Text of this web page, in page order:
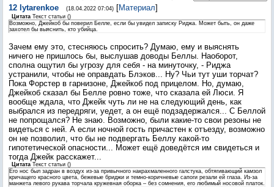
12 lytarenkoe (18.04.2022 07:04) [Материал]
Цитата Текст статьи ()
Возможно, Джейкоб бы поверил Белле, если бы увидел записку Риджа. Может быть, он даже
захотел бы выяснить, кто убийца.
Зачем ему это, стесняюсь спросить? Думаю, ему и выяснять
ничего не пришлось бы, выслушав доводы Беллы. Наоборот,
сполна ощутил бы угрозу для себя - на минуточку, - Риджа
устранили, чтобы не оправдать Блэков... Ну? Чьи тут уши торчат?
Пока Форстер в гарнизоне, Джейкоб под прицелом. Но, думаю,
Джейкоб сказал бы Белле ровно тоже, что сказала ей Люси. Я
вообще ждала, что Джейк чуть ли не на следующий день, как
выбрался из передряги, уедет, а он ещё подзадержался... С Беллой
не попрощался? Не знаю. Возможно, были какие-то свои резоны не
видеться с ней. А если ночной гость причастен к отъезду, возможно
он не позволил, что бы не подвергать Беллу какой-то
гипотетической опасности... Может ещё доведётся им свидеться и
тогда Джейк расскажет...
Цитата Текст статьи ()
Его нос был задран в воздух из-за привычного накрахмаленного галстука, обтягивающий камзол
кричащего красного цвета, бежевые бриджи и темно-коричневые сапоги резали ей глаза. Из-за
манжета левого рукава торчала кружевная оборка – без сомнения, его любимый носовой платок.